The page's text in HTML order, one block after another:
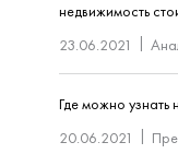
недвижимость
23.06.2021
Где можно узнать
20.06.2021